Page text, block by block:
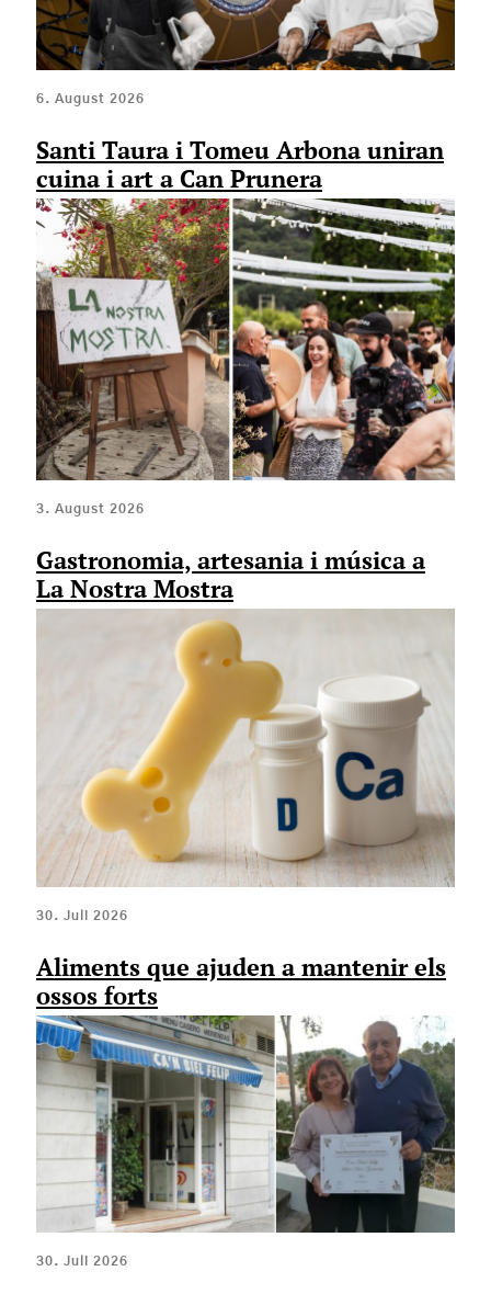
6. August 2026
Santi Taura i Tomeu Arbona uniran
cuina i art a Can Prunera
3. August 2026
Gastronomia, artesania i música a
La Nostra Mostra
30. Juli 2026
Aliments que ajuden a mantenir els
ossos forts
30. Juli 2026